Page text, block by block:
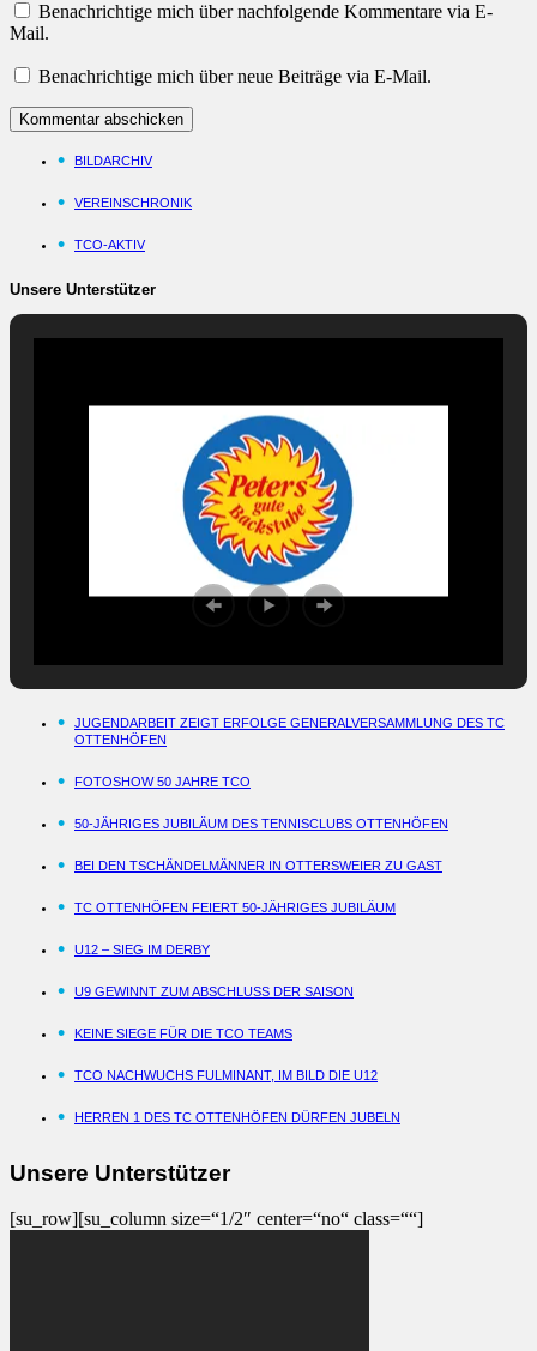
Benachrichtige mich über nachfolgende Kommentare via E-
Mail.
Benachrichtige mich über neue Beiträge via E-Mail.
BILDARCHIV
VEREINSCHRONIK
TCO-AKTIV
Unsere Unterstützer
JUGENDARBEIT ZEIGT ERFOLGE GENERALVERSAMMLUNG DES TC
OTTENHÖFEN
FOTOSHOW 50 JAHRE TCO
50-JÄHRIGES JUBILÄUM DES TENNISCLUBS OTTENHÖFEN
BEI DEN TSCHÄNDELMÄNNER IN OTTERSWEIER ZU GAST
TC OTTENHÖFEN FEIERT 50-JÄHRIGES JUBILÄUM
U12 – SIEG IM DERBY
U9 GEWINNT ZUM ABSCHLUSS DER SAISON
KEINE SIEGE FÜR DIE TCO TEAMS
TCO NACHWUCHS FULMINANT, IM BILD DIE U12
HERREN 1 DES TC OTTENHÖFEN DÜRFEN JUBELN
Unsere Unterstützer
[su_row][su_column size=“1/2″ center=“no“ class=““]